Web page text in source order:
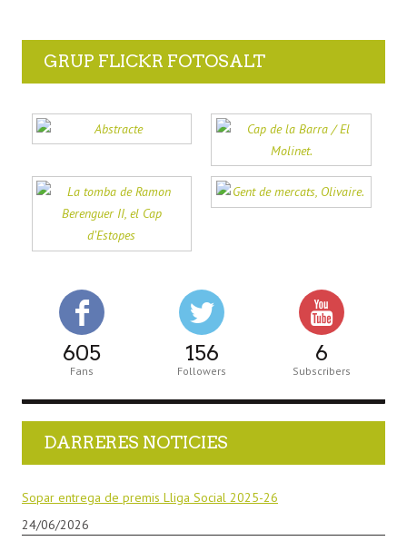
GRUP FLICKR FOTOSALT
605
Fans
156
Followers
6
Subscribers
DARRERES NOTICIES
Sopar entrega de premis Lliga Social 2025-26
24/06/2026